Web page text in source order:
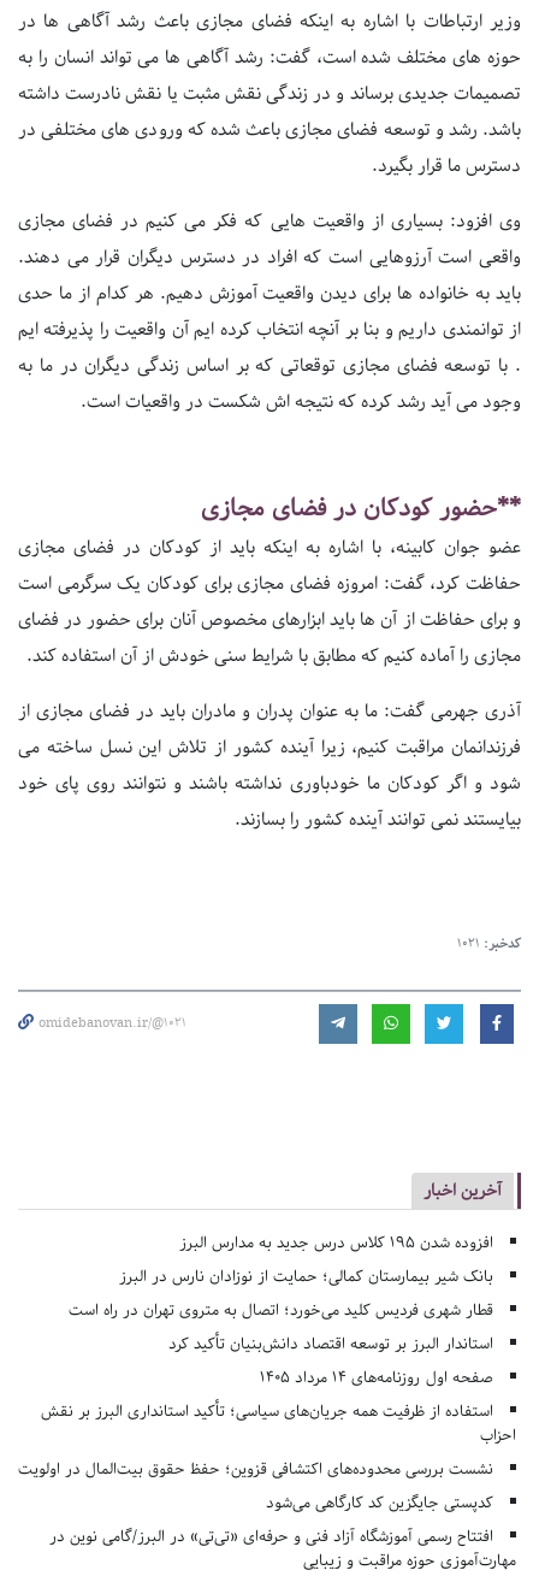
وزیر ارتباطات با اشاره به اینکه فضای مجازی باعث رشد آگاهی ها در
حوزه های مختلف شده است، گفت: رشد آگاهی ها می تواند انسان را به
تصمیمات جدیدی برساند و در زندگی نقش مثبت یا نقش نادرست داشته
باشد. رشد و توسعه فضای مجازی باعث شده که ورودی های مختلفی در
دسترس ما قرار بگیرد.
وی افزود: بسیاری از واقعیت هایی که فکر می کنیم در فضای مجازی
واقعی است آرزوهایی است که افراد در دسترس دیگران قرار می دهند.
باید به خانواده ها برای دیدن واقعیت آموزش دهیم. هر کدام از ما حدی
از توانمندی داریم و بنا بر آنچه انتخاب کرده ایم آن واقعیت را پذیرفته ایم
. با توسعه فضای مجازی توقعاتی که بر اساس زندگی دیگران در ما به
وجود می آید رشد کرده که نتیجه اش شکست در واقعیات است.
**حضور کودکان در فضای مجازی
عضو جوان کابینه، با اشاره به اینکه باید از کودکان در فضای مجازی
حفاظت کرد، گفت: امروزه فضای مجازی برای کودکان یک سرگرمی است
و برای حفاظت از آن ها باید ابزارهای مخصوص آنان برای حضور در فضای
مجازی را آماده کنیم که مطابق با شرایط سنی خودش از آن استفاده کند.
آذری جهرمی گفت: ما به عنوان پدران و مادران باید در فضای مجازی از
فرزندانمان مراقبت کنیم، زیرا آینده کشور از تلاش این نسل ساخته می
شود و اگر کودکان ما خودباوری نداشته باشند و نتوانند روی پای خود
بیایستند نمی توانند آینده کشور را بسازند.
کدخبر: 1021
omidebanovan.ir/@1021
آخرین اخبار
افزوده شدن ۱۹۵ کلاس درس جدید به مدارس البرز
بانک شیر بیمارستان کمالی؛ حمایت از نوزادان نارس در البرز
قطار شهری فردیس کلید می‌خورد؛ اتصال به متروی تهران در راه است
استاندار البرز بر توسعه اقتصاد دانش‌بنیان تأکید کرد
صفحه اول روزنامه‌های 14 مرداد 1405
استفاده از ظرفیت همه جریان‌های سیاسی؛ تأکید استانداری البرز بر نقش
احزاب
نشست بررسی محدوده‌های اکتشافی قزوین؛ حفظ حقوق بیت‌المال در اولویت
کدپستی جایگزین کد کارگاهی می‌شود
افتتاح رسمی آموزشگاه آزاد فنی و حرفه‌ای «تی‌تی» در البرز/گامی نوین در
مهارت‌آموزی حوزه مراقبت و زیبایی